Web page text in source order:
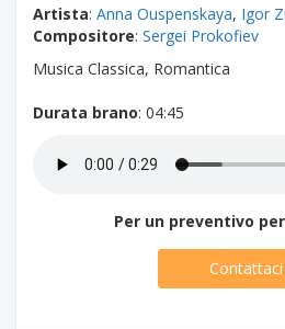
Artista: Anna Ouspenskaya, Igor
Compositore: Sergei Prokofiev
Musica Classica, Romantica
Durata brano: 04:45
Per un preventivo
Contattaci